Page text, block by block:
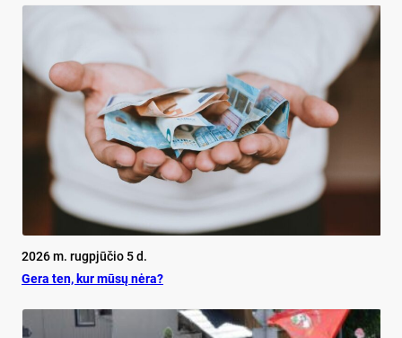
2026 m. rugpjūčio 5 d.
Ge­ra ten, kur mū­sų nė­ra?